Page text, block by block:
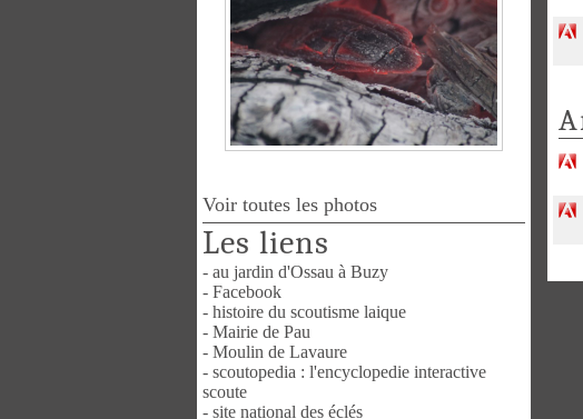
Voir toutes les photos
Les liens
- au jardin d'Ossau à Buzy
- Facebook
- histoire du scoutisme laique
- Mairie de Pau
- Moulin de Lavaure
- scoutopedia : l'encyclopedie interactive
scoute
- site national des éclés